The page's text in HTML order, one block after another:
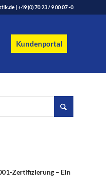
|+49 (0) 70 23 / 9 00 07 -0
Kundenportal
Zertifizierung – Ein